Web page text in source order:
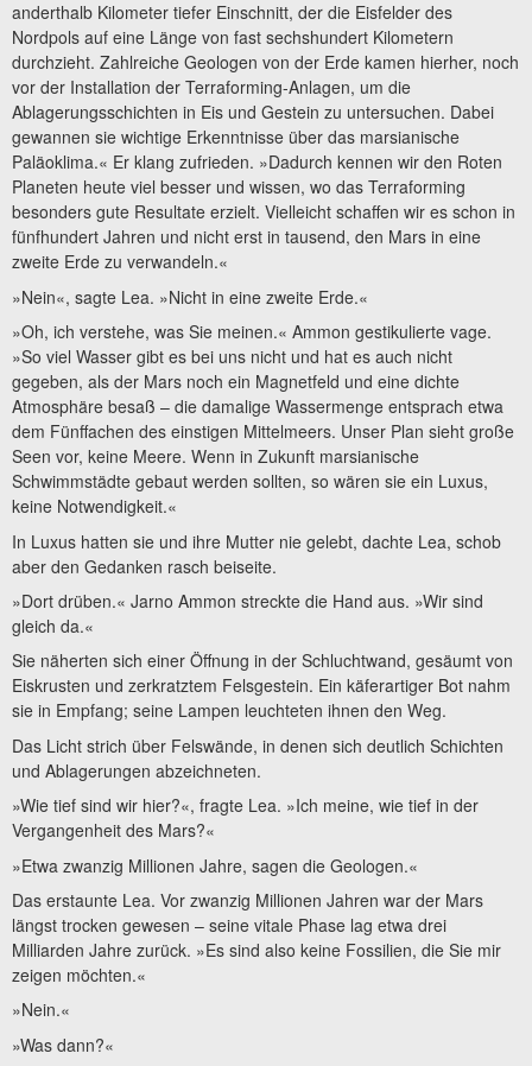
anderthalb Kilometer tiefer Einschnitt, der die Eisfelder des
Nordpols auf eine Länge von fast sechshundert Kilometern
durchzieht. Zahlreiche Geologen von der Erde kamen hierher, noch
vor der Installation der Terraforming-Anlagen, um die
Ablagerungsschichten in Eis und Gestein zu untersuchen. Dabei
gewannen sie wichtige Erkenntnisse über das marsianische
Paläoklima.« Er klang zufrieden. »Dadurch kennen wir den Roten
Planeten heute viel besser und wissen, wo das Terraforming
besonders gute Resultate erzielt. Vielleicht schaffen wir es schon in
fünfhundert Jahren und nicht erst in tausend, den Mars in eine
zweite Erde zu verwandeln.«
»Nein«, sagte Lea. »Nicht in eine zweite Erde.«
»Oh, ich verstehe, was Sie meinen.« Ammon gestikulierte vage.
»So viel Wasser gibt es bei uns nicht und hat es auch nicht
gegeben, als der Mars noch ein Magnetfeld und eine dichte
Atmosphäre besaß – die damalige Wassermenge entsprach etwa
dem Fünffachen des einstigen Mittelmeers. Unser Plan sieht große
Seen vor, keine Meere. Wenn in Zukunft marsianische
Schwimmstädte gebaut werden sollten, so wären sie ein Luxus,
keine Notwendigkeit.«
In Luxus hatten sie und ihre Mutter nie gelebt, dachte Lea, schob
aber den Gedanken rasch beiseite.
»Dort drüben.« Jarno Ammon streckte die Hand aus. »Wir sind
gleich da.«
Sie näherten sich einer Öffnung in der Schluchtwand, gesäumt von
Eiskrusten und zerkratztem Felsgestein. Ein käferartiger Bot nahm
sie in Empfang; seine Lampen leuchteten ihnen den Weg.
Das Licht strich über Felswände, in denen sich deutlich Schichten
und Ablagerungen abzeichneten.
»Wie tief sind wir hier?«, fragte Lea. »Ich meine, wie tief in der
Vergangenheit des Mars?«
»Etwa zwanzig Millionen Jahre, sagen die Geologen.«
Das erstaunte Lea. Vor zwanzig Millionen Jahren war der Mars
längst trocken gewesen – seine vitale Phase lag etwa drei
Milliarden Jahre zurück. »Es sind also keine Fossilien, die Sie mir
zeigen möchten.«
»Nein.«
»Was dann?«